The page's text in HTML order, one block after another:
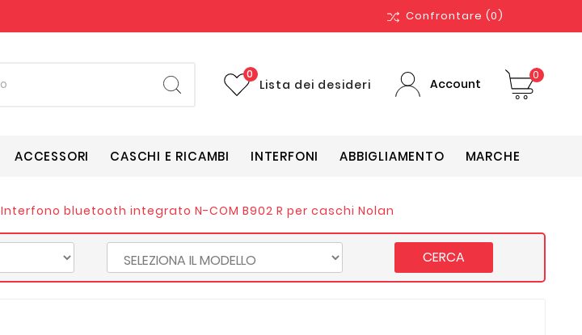
Confrontare (0)
Lista dei desideri
0
Account
0
ACCESSORI CASCHI E RICAMBI INTERFONI ABBIGLIAMENTO MARCHE
Interfono bluetooth integrato N-COM B902 R per caschi Nolan
CERCA